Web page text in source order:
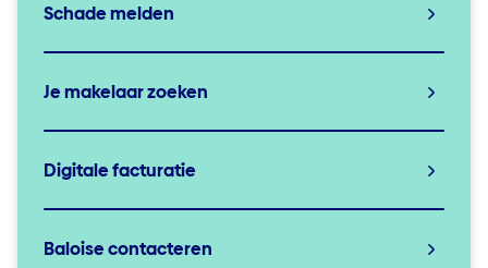
Schade melden
Je makelaar zoeken
Digitale facturatie
Baloise contacteren